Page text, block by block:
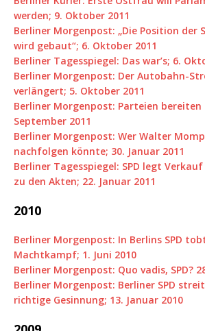
werden; 9. Oktober 2011
Berliner Morgenpost: „Die Position der
wird gebaut“; 6. Oktober 2011
Berliner Tagesspiegel: Das war’s; 6.
Berliner Morgenpost: Der Autobahn-
verlängert; 5. Oktober 2011
Berliner Morgenpost: Parteien bereiten
September 2011
Berliner Morgenpost: Wer Walter
nachfolgen könnte; 30. Januar 2011
Berliner Tagesspiegel: SPD legt
zu den Akten; 22. Januar 2011
2010
Berliner Morgenpost: In Berlins SPD
Machtkampf; 1. Juni 2010
Berliner Morgenpost: Quo vadis, SPD?
Berliner Morgenpost: Berliner SPD
richtige Gesinnung; 13. Januar 2010